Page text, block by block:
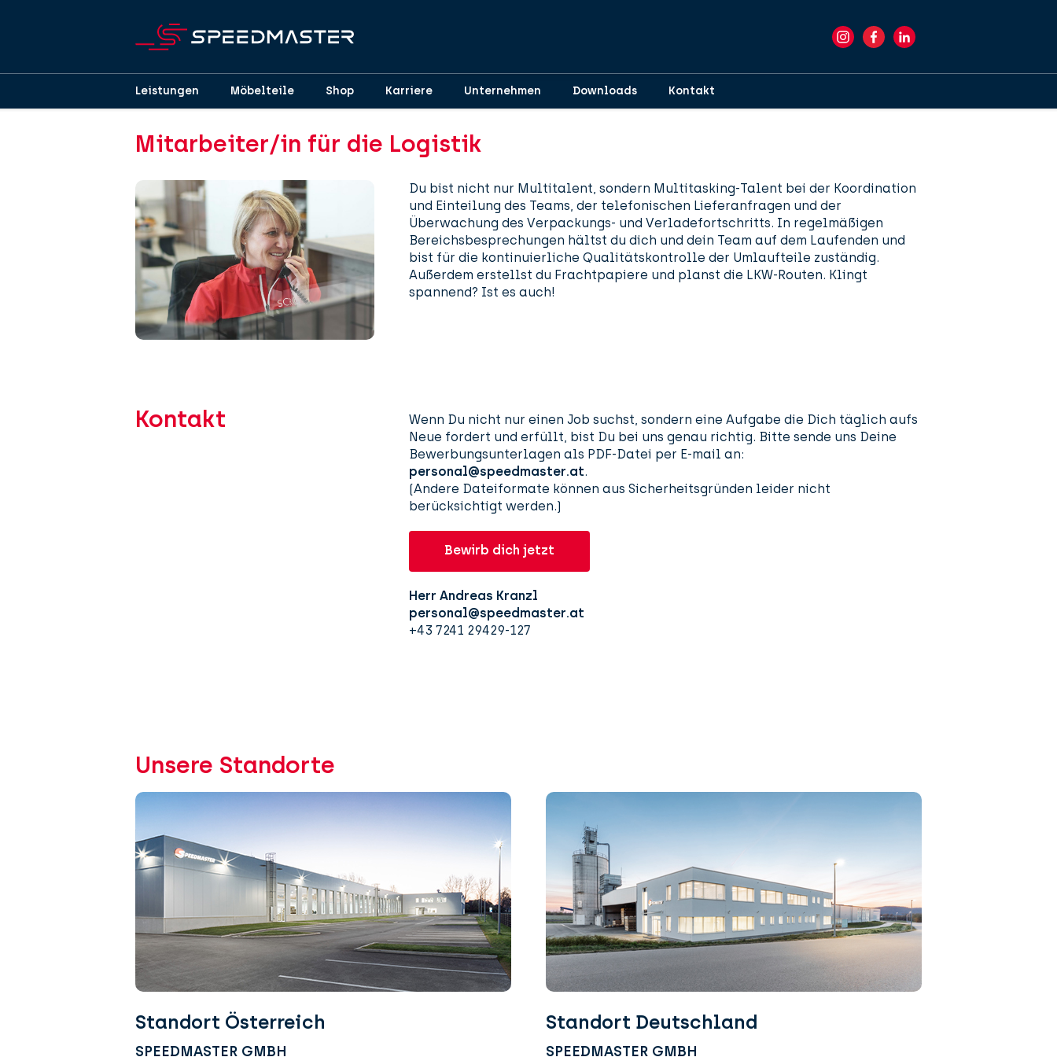
Leistungen Möbelteile Shop Karriere Unternehmen Downloads Kontakt
Mitarbeiter/in für die Logistik
Du bist nicht nur Multitalent, sondern Multitasking-Talent bei der Koordination
und Einteilung des Teams, der telefonischen Lieferanfragen und der
Überwachung des Verpackungs- und Verladefortschritts. In regelmäßigen
Bereichsbesprechungen hältst du dich und dein Team auf dem Laufenden und
bist für die kontinuierliche Qualitätskontrolle der Umlaufteile zuständig.
Außerdem erstellst du Frachtpapiere und planst die LKW-Routen. Klingt
spannend? Ist es auch!
Kontakt
Wenn Du nicht nur einen Job suchst, sondern eine Aufgabe die Dich täglich aufs
Neue fordert und erfüllt, bist Du bei uns genau richtig. Bitte sende uns Deine
Bewerbungsunterlagen als PDF-Datei per E-mail an:
personal@speedmaster.at.
(Andere Dateiformate können aus Sicherheitsgründen leider nicht
berücksichtigt werden.)
Bewirb dich jetzt
Herr Andreas Kranzl
personal@speedmaster.at
+43 7241 29429-127
Unsere Standorte
Standort Österreich
SPEEDMASTER GMBH
Standort Deutschland
SPEEDMASTER GMBH